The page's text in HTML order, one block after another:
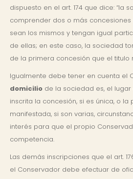
dispuesto en el art. 174 que dice: “la
comprender dos o más
sean los mismos y tengan igual
de ellas; en este caso, la sociedad
de la primera concesión que el titulo
Igualmente debe tener en cuenta el
domicilio de la sociedad es, el
inscrita la concesión, si es única, o
manifestada, si son varias,
interés para que el propio
competencia.
Las demás inscripciones que el art.
el Conservador debe efectuar de